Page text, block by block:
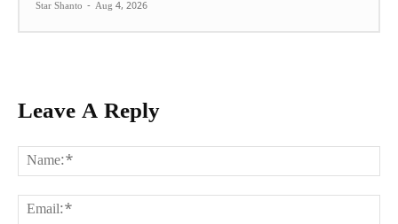
Star Shanto - Aug 4, 2026
Leave A Reply